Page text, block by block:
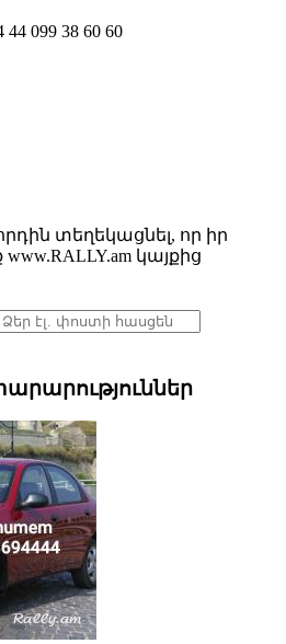
44 099 38 60 60
տեղեկացնել, որ իր
կայքից